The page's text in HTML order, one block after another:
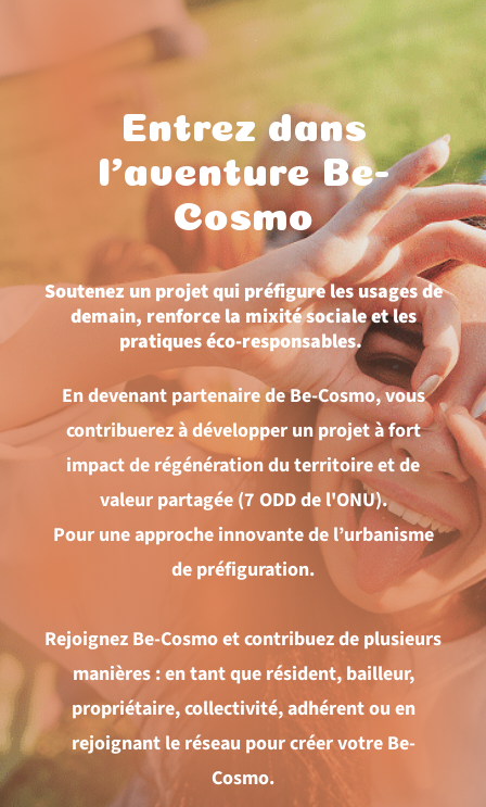
Entrez dans
l'aventure Be-
Cosmo
Soutenez un projet qui préfigure les usages de
demain, renforce la mixité sociale et les
pratiques éco-responsables.
En devenant partenaire de Be-Cosmo, vous
contribuerez à développer un projet à fort
impact de régénération du territoire et de
valeur partagée (7 ODD de l'ONU).
Pour une approche innovante de l’urbanisme
de préfiguration.
Rejoignez Be-Cosmo et contribuez de plusieurs
manières : en tant que résident, bailleur,
propriétaire, collectivité, adhérent ou en
rejoignant le réseau pour créer votre Be-
Cosmo.